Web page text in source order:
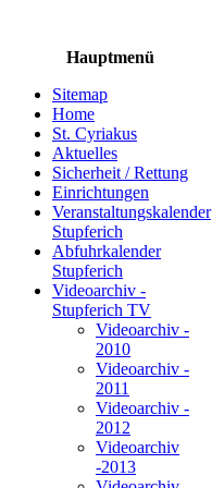
Hauptmenü
Sitemap
Home
St. Cyriakus
Aktuelles
Sicherheit / Rettung
Einrichtungen
Veranstaltungskalender
Stupferich
Abfuhrkalender
Stupferich
Videoarchiv -
Stupferich TV
Videoarchiv -
2010
Videoarchiv -
2011
Videoarchiv -
2012
Videoarchiv
-2013